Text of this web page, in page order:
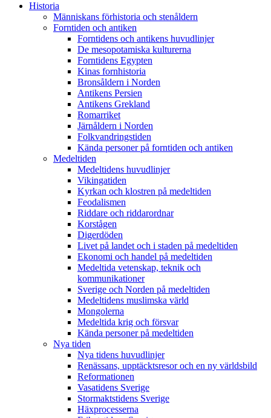
Historia
Människans förhistoria och stenåldern
Forntiden och antiken
Forntidens och antikens huvudlinjer
De mesopotamiska kulturerna
Forntidens Egypten
Kinas fornhistoria
Bronsåldern i Norden
Antikens Persien
Antikens Grekland
Romarriket
Järnåldern i Norden
Folkvandringstiden
Kända personer på forntiden och antiken
Medeltiden
Medeltidens huvudlinjer
Vikingatiden
Kyrkan och klostren på medeltiden
Feodalismen
Riddare och riddarordnar
Korstågen
Digerdöden
Livet på landet och i staden på medeltiden
Ekonomi och handel på medeltiden
Medeltida vetenskap, teknik och
kommunikationer
Sverige och Norden på medeltiden
Medeltidens muslimska värld
Mongolerna
Medeltida krig och försvar
Kända personer på medeltiden
Nya tiden
Nya tidens huvudlinjer
Renässans, upptäcktsresor och en ny världsbild
Reformationen
Vasatidens Sverige
Stormaktstidens Sverige
Häxprocesserna